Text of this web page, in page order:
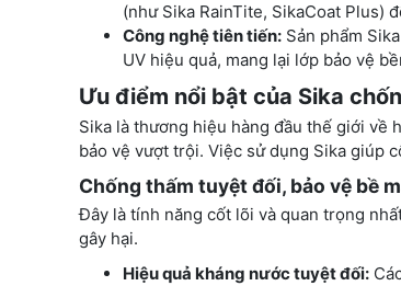
(như Sika RainTite, SikaCoat Plus)
Công nghệ tiên tiến: Sản phẩm
UV hiệu quả, mang lại lớp bảo vệ
Ưu điểm nổi bật của Sika
Sika là thương hiệu hàng đầu thế giới về
bảo vệ vượt trội. Việc sử dụng Sika giúp
Chống thấm tuyệt đối, bảo vệ bề
Đây là tính năng cốt lõi và quan trọng
gây hại.
Hiệu quả kháng nước tuyệt đối: